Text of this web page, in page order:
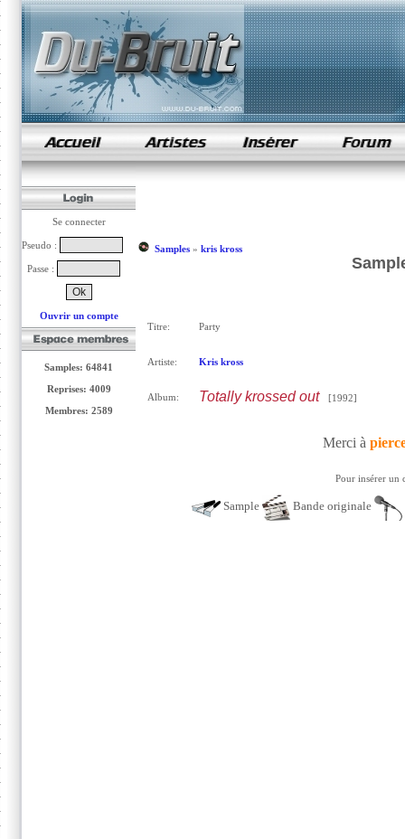
samples de rap
Se connecter
Pseudo :
Passe :
Ouvrir un compte
Samples: 64841
Reprises: 4009
Membres: 2589
Samples» kris kross
Titre: Party
Artiste: Kris kross
Album: Totally krossed out [1992]
Merci à
Pour insérer un
Sample Bande originale